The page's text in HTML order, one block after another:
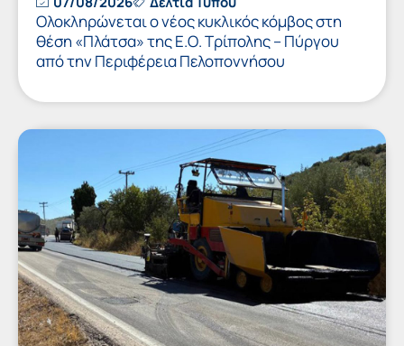
Ολοκληρώνεται ο νέος κυκλικός κόμβος στη
θέση «Πλάτσα» της Ε.Ο. Τρίπολης – Πύργου
από την Περιφέρεια Πελοποννήσου